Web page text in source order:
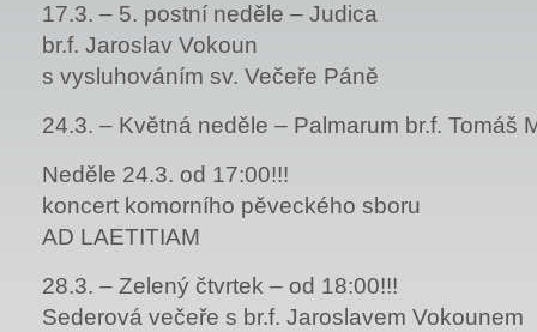
17.3. – 5. postní neděle – Judica
br.f. Jaroslav Vokoun
s vysluhováním sv. Večeře Páně
24.3. – Květná neděle – Palmarum br.f. Tomáš
Neděle 24.3. od 17:00!!!
koncert komorního pěveckého sboru
AD LAETITIAM
28.3. – Zelený čtvrtek – od 18:00!!!
Sederová večeře s br.f. Jaroslavem Vokounem